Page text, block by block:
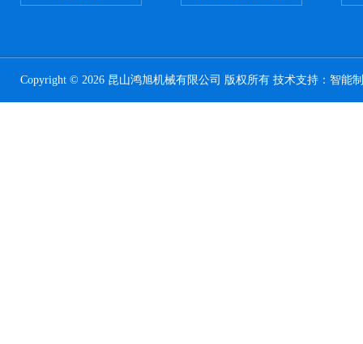
Copyright © 2026 昆山鸿旭机械有限公司 版权所有 技术支持： 智能